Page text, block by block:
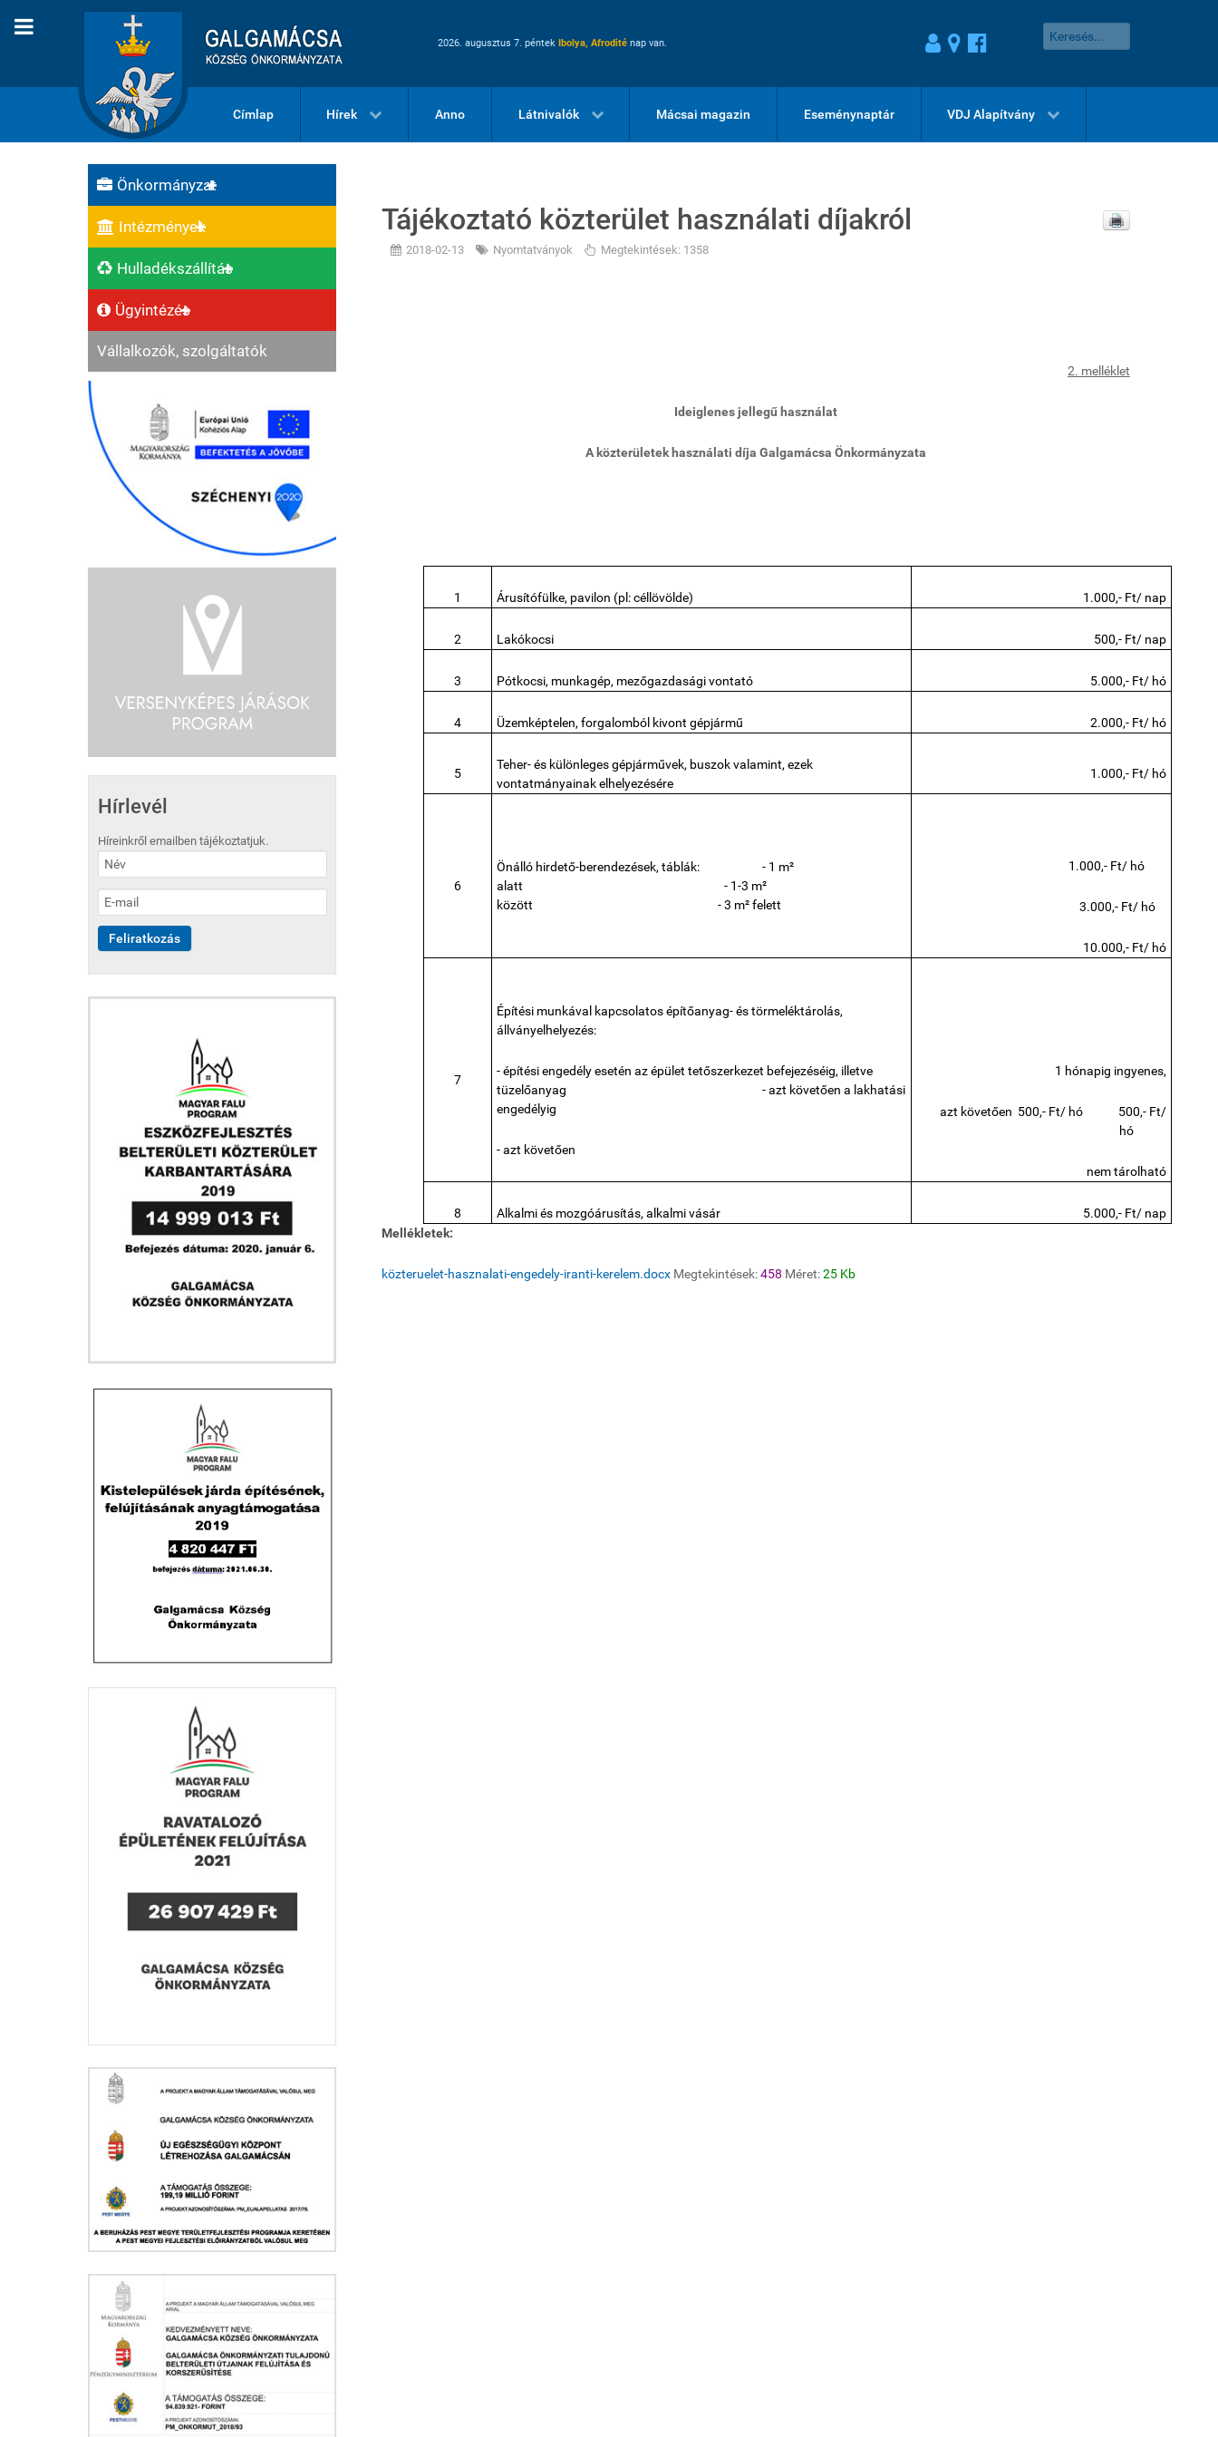
2026. augusztus 7. péntek Ibolya, Afrodité nap van.
Címlap Hírek Anno Látnivalók Mácsai magazin Eseménynaptár VDJ Alapítvány
Önkormányzat
Intézmények
Hulladékszállítás
Ügyintézés
Vállalkozók, szolgáltatók
Hírlevél
Híreinkről emailben tájékoztatjuk.
Tájékoztató közterület használati díjakról
2018-02-13 Nyomtatványok Megtekintések: 1358
2. melléklet
Ideiglenes jellegű használat
A közterületek használati díja Galgamácsa Önkormányzata
1 Árusítófülke, pavilon (pl: céllövölde) 1.000,- Ft/ nap
2 Lakókocsi 500,- Ft/ nap
3 Pótkocsi, munkagép, mezőgazdasági vontató 5.000,- Ft/ hó
4 Üzemképtelen, forgalomból kivont gépjármű 2.000,- Ft/ hó
5
Teher- és különleges gépjárművek, buszok valamint, ezek
vontatmányainak elhelyezésére
1.000,- Ft/ hó
6
Önálló hirdető-berendezések, táblák:
- 1 m²
alatt
- 1-3 m²
között
- 3 m² felett
1.000,- Ft/ hó
3.000,- Ft/ hó
10.000,- Ft/ hó
7
Építési munkával kapcsolatos építőanyag- és törmeléktárolás,
állványelhelyezés:
- építési engedély esetén az épület tetőszerkezet befejezéséig, illetve
tüzelőanyag
- azt követően a lakhatási
engedélyig
- azt követően
1 hónapig ingyenes,
azt követően 500,- Ft/ hó
500,- Ft/
hó
nem tárolható
8 Alkalmi és mozgóárusítás, alkalmi vásár
5.000,- Ft/ nap
Mellékletek:
közteruelet-hasznalati-engedely-iranti-kerelem.docx Megtekintések:458 Méret:25 Kb